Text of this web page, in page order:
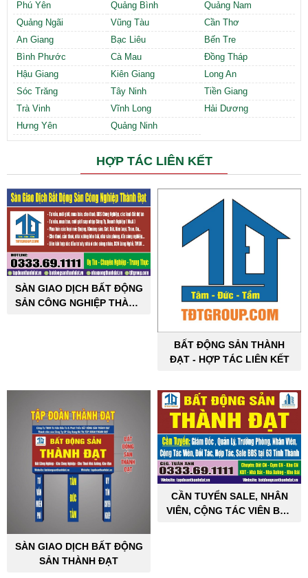
Phú Yên
Quảng Bình
Quảng Nam
Quảng Ngãi
Vũng Tàu
Cần Thơ
An Giang
Bạc Liêu
Bến Tre
Bình Phước
Cà Mau
Đồng Tháp
Hậu Giang
Kiên Giang
Long An
Sóc Trăng
Tây Ninh
Tiền Giang
Trà Vinh
Vĩnh Long
Hải Dương
Hưng Yên
Quảng Ninh
HỢP TÁC LIÊN KẾT
SÀN GIAO DỊCH BẤT ĐỘNG
SẢN CÔNG NGHIỆP THÀNH
BẤT ĐỘNG SẢN THÀNH
ĐẠT - HỢP TÁC LIÊN KẾT
SÀN GIAO DỊCH BẤT ĐỘNG
SẢN THÀNH ĐẠT
CẦN TUYỂN SALE, NHÂN
VIÊN, CỘNG TÁC VIÊN BẤT